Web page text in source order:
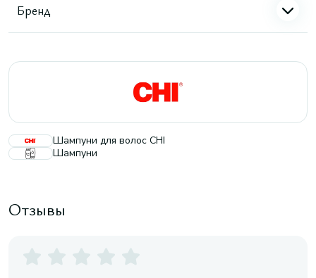
Бренд
Шампуни для волос CHI
Шампуни
Отзывы